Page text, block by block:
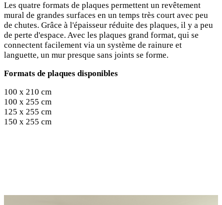
Les quatre formats de plaques permettent un revêtement
mural de grandes surfaces en un temps très court avec peu
de chutes. Grâce à l'épaisseur réduite des plaques, il y a peu
de perte d'espace. Avec les plaques grand format, qui se
connectent facilement via un système de rainure et
languette, un mur presque sans joints se forme.
Formats de plaques disponibles
100 x 210 cm
100 x 255 cm
125 x 255 cm
150 x 255 cm